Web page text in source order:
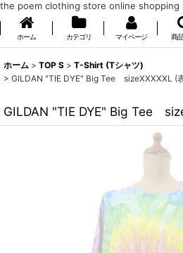
the poem clothing store online shopping
ホーム カテゴリ マイページ 商
ホーム > TOP S > T-Shirt (Tシャツ)
> GILDAN "TIE DYE" Big Tee sizeXXXXXL (
GILDAN "TIE DYE" Big Tee